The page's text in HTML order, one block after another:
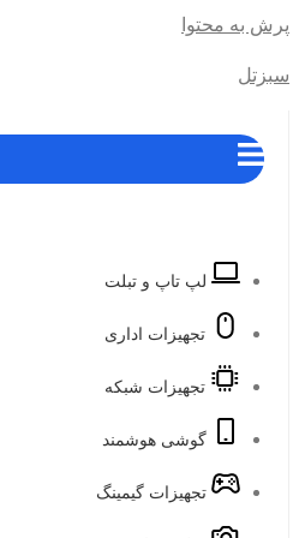
پرش به محتوا
سبزتل
لپ تاپ و تبلت
تجهیزات اداری
تجهیزات شبکه
گوشی هوشمند
تجهیزات گیمینگ